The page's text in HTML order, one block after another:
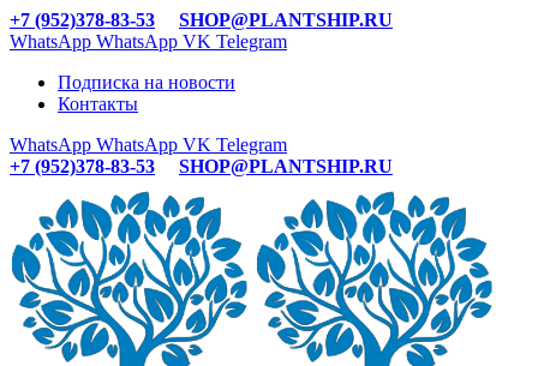
+7 (952)378-83-53
SHOP@PLANTSHIP.RU
WhatsApp WhatsApp VK Telegram
Подписка на новости
Контакты
WhatsApp WhatsApp VK Telegram
+7 (952)378-83-53
SHOP@PLANTSHIP.RU